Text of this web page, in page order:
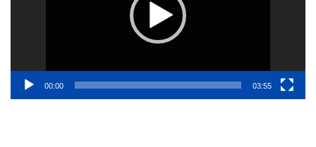
00:00 03:55